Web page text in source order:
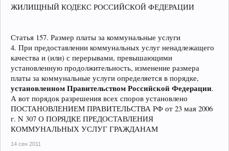
ЖИЛИЩНЫЙ КОДЕКС РОССИЙСКОЙ ФЕДЕРАЦИИ
Статья 157. Размер платы за коммунальные услуги
4. При предоставлении коммунальных услуг ненадлежащего
качества и (или) с перерывами, превышающими
установленную продолжительность, изменение размера
платы за коммунальные услуги определяется в порядке,
установленном Правительством Российской Федерации.
А вот порядок разрешения всех споров установлено
ПОСТАНОВЛЕНИЕМ ПРАВИТЕЛЬСТВА РФ от 23 мая 2006
г. N 307 О ПОРЯДКЕ ПРЕДОСТАВЛЕНИЯ
КОММУНАЛЬНЫХ УСЛУГ ГРАЖДАНАМ
14 сен 2011